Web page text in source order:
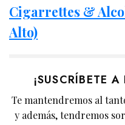
Cigarrettes &
Alto)
¡SUSCRÍBETE
Te mantendremos al
y además, tendremos